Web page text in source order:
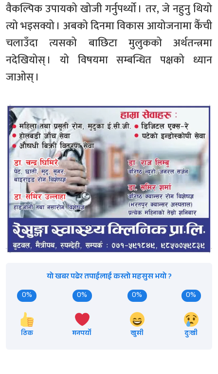
वैकल्पिक उपायको खोजी गर्नुपर्थ्यो । तर, जे नहुनु थियो
त्यो भइसक्यो । अबको दिनमा विकास आयोजनामा कैँची
चलाउँदा त्यसको बाछिटा मुलुकको अर्थतन्त्रमा
नदेखियोस् । यो विषयमा सम्बन्धित पक्षको ध्यान
जाओस् ।
यो खबर पढेर तपाईलाई कस्तो महसुस भयो ?
0%
ठिक
0%
मनपर्यो
0%
खुसी
0%
दुःखी